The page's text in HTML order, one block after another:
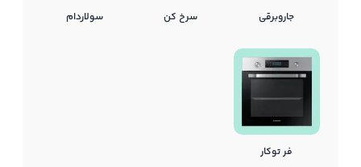
جاروبرقی سرخ کن سولاردام
فر توکار